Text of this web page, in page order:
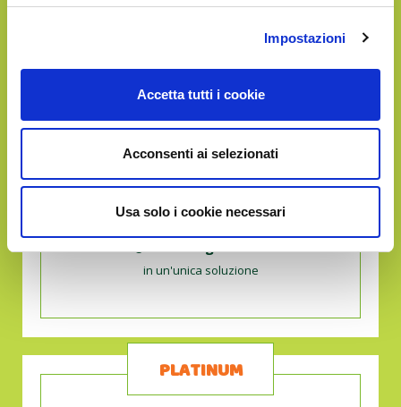
Impostazioni
Accetta tutti i cookie
Acconsenti ai selezionati
Usa solo i cookie necessari
€52.90
in un'unica soluzione
PLATINUM